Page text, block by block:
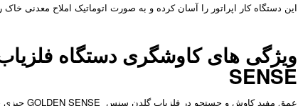
این دستگاه کار اپراتور را آسان کرده و به صورت اتوماتیک املاح معدنی
SENSE
عمق مفید کاوش و جستجو در فلزیاب گلدن سنس GOLDEN SENSE چیزی حدود 1/5 متر می باشد،